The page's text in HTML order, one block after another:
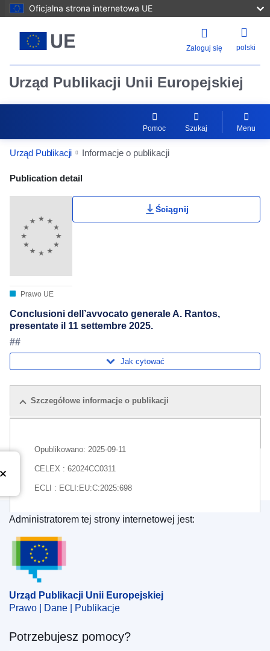
Oficjalna strona internetowa UE
Zaloguj się polski
Urząd Publikacji Unii Europejskiej
Pomoc Szukaj Menu
Urząd Publikacji Informacje o publikacji
Publication Detail Actions Portlet
Publication detail
Prawo UE
Ściągnij
Conclusioni dell’avvocato generale A. Rantos,
presentate il 11 settembre 2025.
##
Jak cytować
Szczegółowe informacje o publikacji
Opublikowano: 2025-09-11
CELEX : 62024CC0311
ECLI : ECLI:EU:C:2025:698
Urząd Publikacji Unii Europejskiej
Administratorem tej strony internetowej jest:
Urząd Publikacji Unii Europejskiej
Prawo | Dane | Publikacje
Potrzebujesz pomocy?